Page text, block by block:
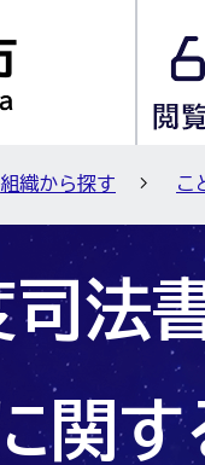
組織から探す こ
法
関す